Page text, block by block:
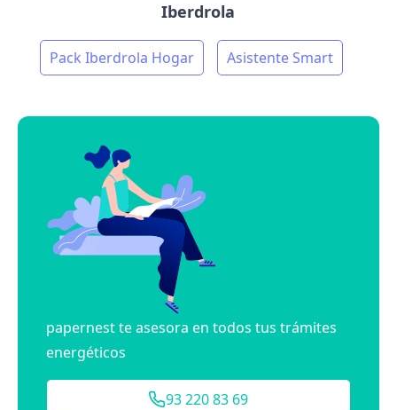
Iberdrola
Pack Iberdrola Hogar Asistente Smart
papernest te asesora en todos tus trámites
energéticos
93 220 83 69